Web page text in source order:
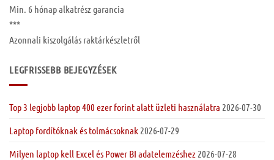
Min. 6 hónapalkatrész garancia
***
Azonnali kiszolgálás raktárkészletről
LEGFRISSEBB BEJEGYZÉSEK
Top 3 legjobb laptop 400 ezer forint alatt üzleti használatra 2026-07-30
Laptop fordítóknak és tolmácsoknak 2026-07-29
Milyen laptop kell Excel és Power BI adatelemzéshez 2026-07-28